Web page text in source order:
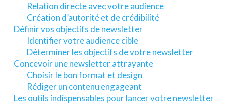
Relation directe avec votre audience
Création d’autorité et de crédibilité
Définir vos objectifs de newsletter
Identifier votre audience cible
Déterminer les objectifs de votre newsletter
Concevoir une newsletter attrayante
Choisir le bon format et design
Rédiger un contenu engageant
Les outils indispensables pour lancer votre newsletter